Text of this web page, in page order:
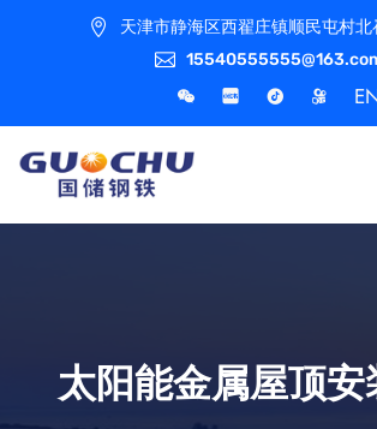
天津市静海区西翟庄镇顺民屯村
太阳能金属屋顶